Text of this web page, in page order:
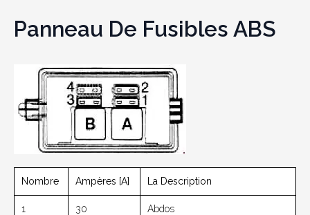
Panneau De Fusibles ABS
Nombre Ampères [A] La Description
1 30 Abdos